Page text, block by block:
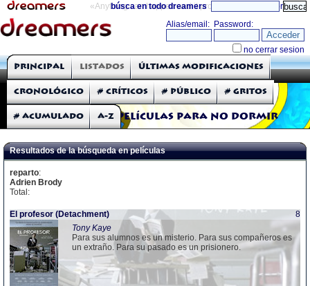
«Anything can happen and it probably will» directorio
búsca en todo dreamers
THE DREAMERS
Críticas: Películas
Películas para no dormir
Principal Listados Últimas modificaciones
Cronológico # Críticos # Público # Gritos
# Acumulado A-Z
Resultados de la búsqueda en películas
reparto:
Adrien Brody
Total:
El profesor (Detachment)
8
Tony Kaye
Para sus alumnos es un misterio. Para sus compañeros es
un extraño. Para su pasado es un prisionero.